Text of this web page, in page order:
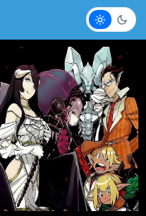
Claro